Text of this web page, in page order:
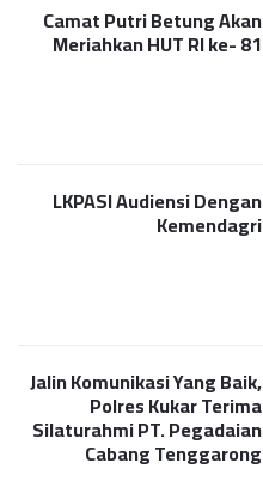
Camat Putri Betung Akan
Meriahkan HUT RI ke- 81
LKPASI Audiensi Dengan
Kemendagri
Jalin Komunikasi Yang Baik,
Polres Kukar Terima
Silaturahmi PT. Pegadaian
Cabang Tenggarong